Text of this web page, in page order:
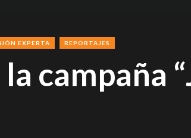
EXPERTA REPORTAJES
campaña